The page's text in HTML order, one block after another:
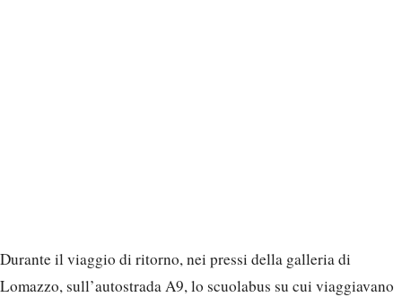
Durante il viaggio di ritorno, nei pressi della galleria di
Lomazzo, sull’autostrada A9, lo scuolabus su cui viaggiavano